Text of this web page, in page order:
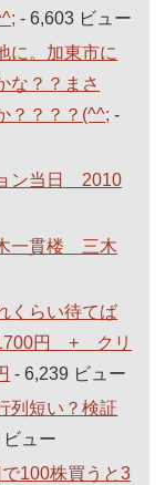
- 6,603 ビュー
に。加東市に
な？？まさ
？？？？(^^; -
ン当日 2010
一貫楼 三木
くらい待てば
1700円 + クリ
- 6,239 ビュー
列短い？検証
ュー
100株買うと3